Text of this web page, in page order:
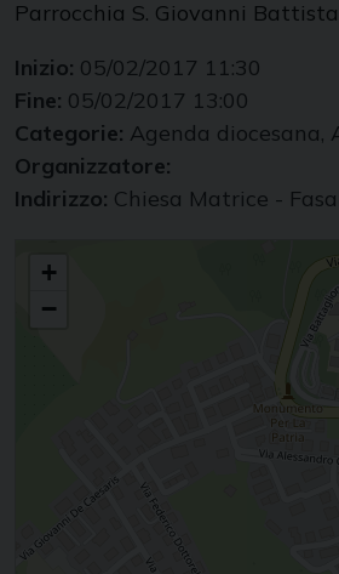
Parrocchia S. Giovanni
Inizio: 05/02/2017 11:30
Fine: 05/02/2017 13:00
Categorie: Agenda diocesana,
Organizzatore:
Indirizzo: Chiesa Matrice -
+
−